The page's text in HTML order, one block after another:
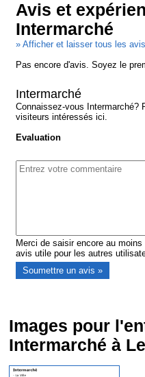
Avis et
Intermarché
» Afficher et laisser tous les avis
Pas encore d'avis. Soyez le
Intermarché
Connaissez-vous Intermarché?
visiteurs intéressés ici.
Evaluation
Merci de saisir encore au moins
avis utile pour les autres
Images pour
Intermarché à